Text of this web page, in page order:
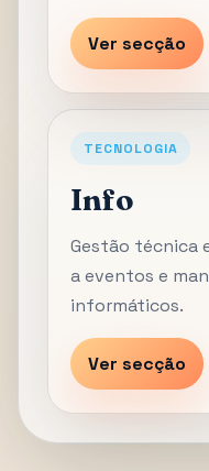
Ver secção
TECNOLOGIA
Info
Gestão técnica
a eventos e
informáticos.
Ver secção